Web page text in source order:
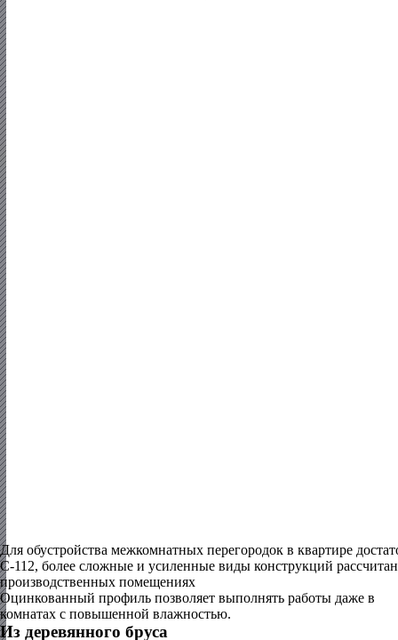
Для обустройства межкомнатных перегородок в квартире
С-112, более сложные и усиленные виды конструкций
производственных помещениях
Оцинкованный профиль позволяет выполнять работы даже в
комнатах с повышенной влажностью.
Из деревянного бруса